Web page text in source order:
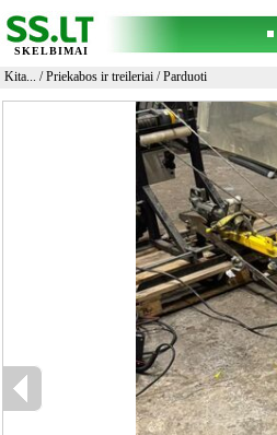
SKELBIMAI
Kita... /Priekabos ir treileriai / Parduoti